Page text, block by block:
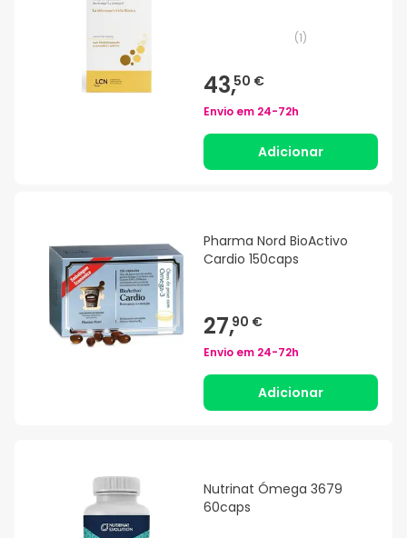
(1)
43,50 €
Envio em 24-72h
Adicionar
Pharma Nord BioActivo
Cardio 150caps
27,90 €
Envio em 24-72h
Adicionar
Nutrinat Ómega 3679
60caps